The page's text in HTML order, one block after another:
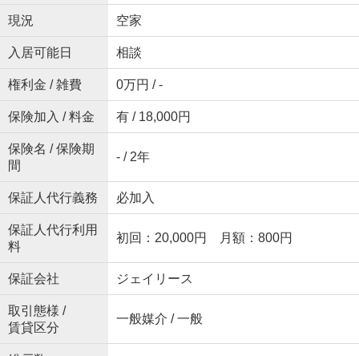
現況 空家
入居可能日 相談
権利金 / 雑費 0万円 / -
保険加入 / 料金 有 / 18,000円
保険名 / 保険期
間
- / 2年
保証人代行義務 必加入
保証人代行利用
料
初回：20,000円 月額：800円
保証会社 ジェイリース
取引態様 /
賃貸区分
一般媒介 / 一般